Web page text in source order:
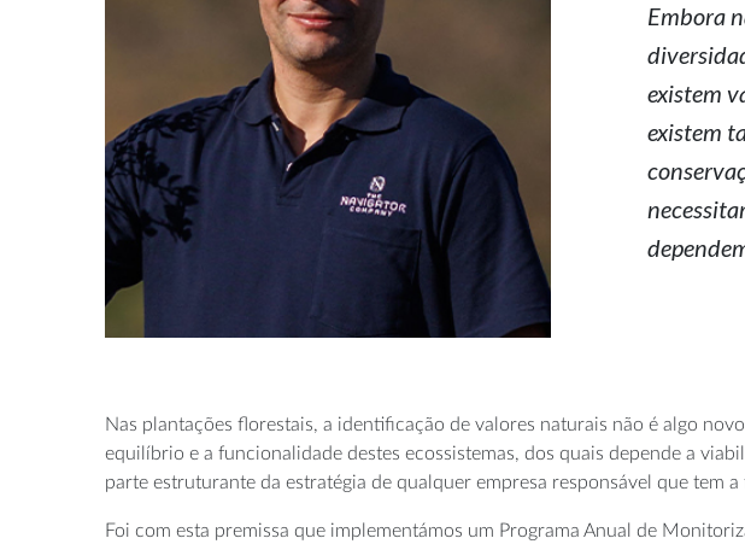
Embora
existem
existem
Nas plantações florestais, a identificação de valores naturais não é algo
equilíbrio e a funcionalidade destes ecossistemas, dos quais depende a
parte estruturante da estratégia de qualquer empresa responsável que tem
Foi com esta premissa que implementámos um Programa Anual de